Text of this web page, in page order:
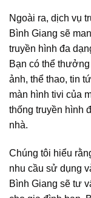
Ngoài ra, dịch vụ
Bình Giang sẽ
truyền hình đa
Bạn có thể
ảnh, thể thao, tin
màn hình tivi của
thống truyền hình
nhà.
Chúng tôi hiểu
nhu cầu sử dụng
Bình Giang sẽ tư